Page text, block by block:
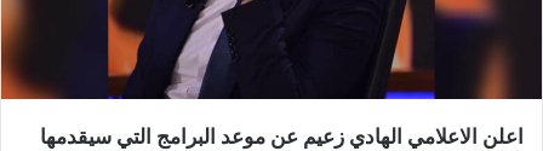
اعلن الاعلامي الهادي زعيم عن موعد البرامج التي سيقدمها